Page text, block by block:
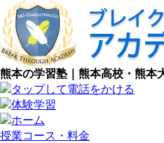
熊本の学習塾｜熊本高校・熊本
授業コース・料金